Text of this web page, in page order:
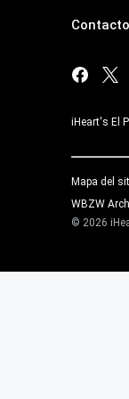
Contacto
iHeart's El
Mapa del
WBZW
© 2026